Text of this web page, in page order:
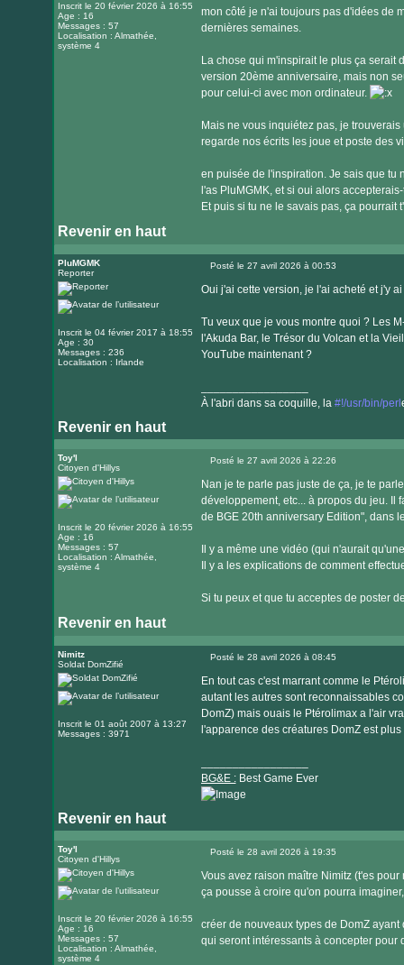
Inscrit le 20 février 2026 à 16:55
Age : 16
Messages : 57
Localisation : Almathée,
système 4
mon côté je n'ai toujours pas d'idées de
dernières semaines.
La chose qui m'inspirait le plus ça serait
version 20ème anniversaire, mais non
pour celui-ci avec mon ordinateur.
Mais ne vous inquiétez pas, je
regarde nos écrits les joue et poste des
en puisée de l'inspiration. Je sais que tu
l'as PluMGMK, et si oui alors
Et puis si tu ne le savais pas, ça pourrait
Revenir en haut
PluMGMK
Reporter
Inscrit le 04 février 2017 à 18:55
Age : 30
Messages : 236
Localisation : Irlande
Posté le 27 avril 2026 à 00:53
Oui j'ai cette version, je l'ai acheté et j'y
Tu veux que je vous montre quoi ? Les
l'Akuda Bar, le Trésor du Volcan et la
YouTube maintenant ?
À l'abri dans sa coquille, la #!/usr/bin/perl
Revenir en haut
Visiter
le
internet
Toy'l
Citoyen d'Hillys
Inscrit le 20 février 2026 à 16:55
Age : 16
Messages : 57
Localisation : Almathée,
système 4
Posté le 27 avril 2026 à 22:26
Nan je te parle pas juste de ça, je te
développement, etc... à propos du jeu. Il
de BGE 20th anniversary Edition", dans
Il y a même une vidéo (qui n'aurait
Il y a les explications de comment
Si tu peux et que tu acceptes de poster
Revenir en haut
Nimitz
Soldat DomZifié
Inscrit le 01 août 2007 à 13:27
Messages : 3971
Posté le 28 avril 2026 à 08:45
En tout cas c'est marrant comme le
autant les autres sont reconnaissables
DomZ) mais ouais le Ptérolimax a l'air
l'apparence des créatures DomZ est
BG&E :Best Game Ever
Revenir en haut
Visiter
le
internet
Toy'l
Citoyen d'Hillys
Inscrit le 20 février 2026 à 16:55
Age : 16
Messages : 57
Localisation : Almathée,
système 4
Posté le 28 avril 2026 à 19:35
Vous avez raison maître Nimitz (t'es
ça pousse à croire qu'on pourra
créer de nouveaux types de DomZ
qui seront intéressants à concepter pour